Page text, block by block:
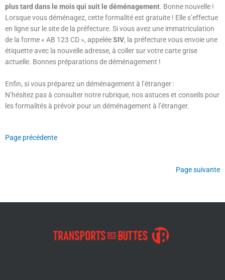
plus tard dans le mois qui suit le déménagement. Bonne nouvelle !
Lorsque vous déménagez, cette formalité est gratuite ! Elle s’effectue
en ligne sur le site de la préfecture. Si vous avez une immatriculation
de la forme « AB 123 CD », appeléeSIV, la préfecture vous envoie une
étiquette avec la nouvelle adresse, à coller sur votre carte grise
actuelle. Bonnes préparations de déménagement !
Enfin, si vous préparez un déménagement à l’étranger :
N’hésitez pas à consulter notre rubrique, nos astuces et conseils pour
les formalités à prévoir pour un déménagement à l’étranger.
Page précédente
Page suivante